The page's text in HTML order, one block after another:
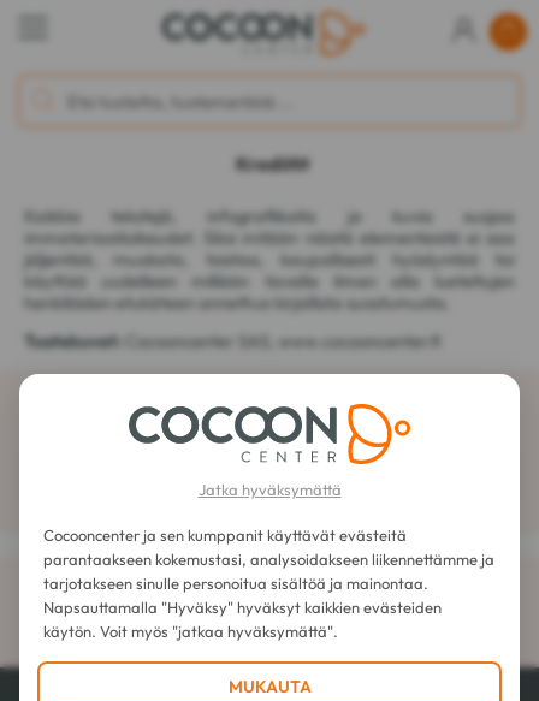
Krediitit
Kaikkia tekstejä, infografiikoita ja kuvia suojaa
immateriaalioikeudet. Siksi mitään näistä elementeistä ei saa
jäljentää, muokata, toistaa, kaupallisesti hyödyntää tai
käyttää uudelleen millään tavalla ilman alla lueteltujen
henkilöiden etukäteen annettua kirjallista suostumusta.
Tuotekuvat:
Cocooncenter SAS, www.cocooncenter.fi
Tilaa uutiskirje
Ilmainen toimitus
alkaen 179 € noutopisteeseen
Jatka hyväksymättä
Cocooncenter ja sen kumppanit käyttävät evästeitä
parantaakseen kokemustasi, analysoidakseen liikennettämme ja
tarjotakseen sinulle personoitua sisältöä ja mainontaa.
Napsauttamalla "Hyväksy" hyväksyt kaikkien evästeiden
käytön. Voit myös "jatkaa hyväksymättä".
MUKAUTA